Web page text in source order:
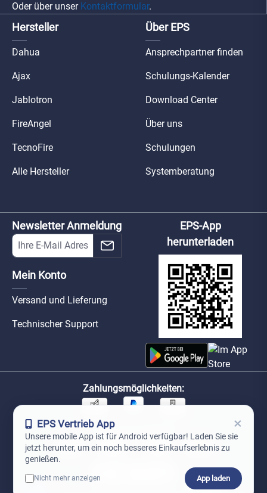
Oder über unser Kontaktformular.
Hersteller
Dahua
Ajax
Jablotron
FireAngel
TecnoFire
Alle Hersteller
Über EPS
Ansprechpartner finden
Schulungs-Kalender
Download Center
Über uns
Schulungen
Systemberatung
Newsletter Anmeldung
Mein Konto
Versand und Lieferung
Technischer Support
EPS-App
herunterladen
Zahlungsmöglichkeiten:
Unsere Versandpartner:
EPS Vertrieb App ×
Unsere mobile App ist für Android verfügbar! Laden Sie sie
jetzt herunter, um ein noch besseres Einkaufserlebnis zu
genießen.
Nicht mehr anzeigen App laden